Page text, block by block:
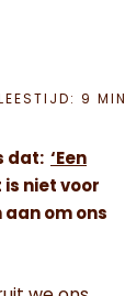
LEESTIJD: 9 MIN
dat: ‘Een
is niet voor
aan om ons